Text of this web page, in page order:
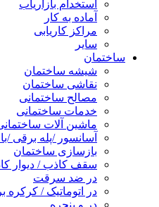
استخدام بازاریاب
آماده به کار
مراکز کاریابی
سایر
ساختمان
شیشه ساختمان
نقاشی ساختمان
مصالح ساختمانی
خدمات ساختمانی
ماشین آلات
آسانسور /پله برقی /
بازسازی ساختمان
سقف کاذب / دیوار
در ضد سرقت
در اتوماتیک / کرکره